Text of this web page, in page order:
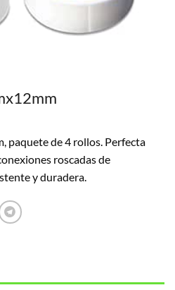
paquete de 4 rollos. Perfecta
roscadas de
y duradera.